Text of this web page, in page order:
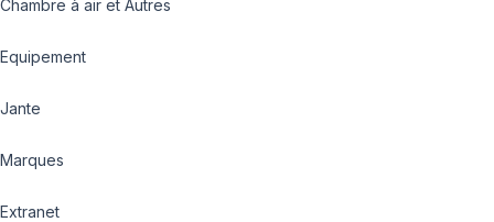
Chambre à air et Autres
Equipement
Jante
Marques
Extranet